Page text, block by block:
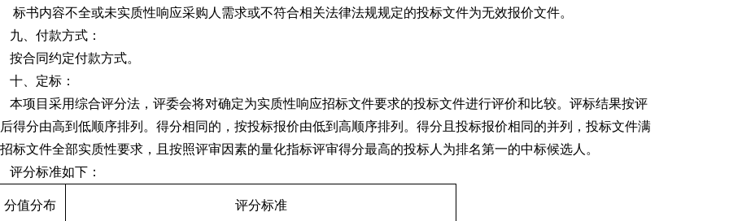
标书内容不全或未实质性响应采购人需求或不符合相关法律法规规定的投标文件为无效报价文件。
九、付款方式：
按合同约定付款方式。
十、定标：
本项目采用综合评分法，评委会将对确定为实质性响应招标文件要求的投标文件进行评价和比较。评标结果按评
得分由高到低顺序排列。得分相同的，按投标报价由低到高顺序排列。得分且投标报价相同的并列，投标文件满
标文件全部实质性要求，且按照评审因素的量化指标评审得分最高的投标人为排名第一的中标候选人。
评分标准如下：
分值分布 评分标准